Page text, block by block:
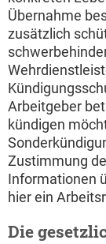
Übernahme
zusätzlich
Arbeitgeber
kündigen
Zustimmung
Informationen
hier ein
Die